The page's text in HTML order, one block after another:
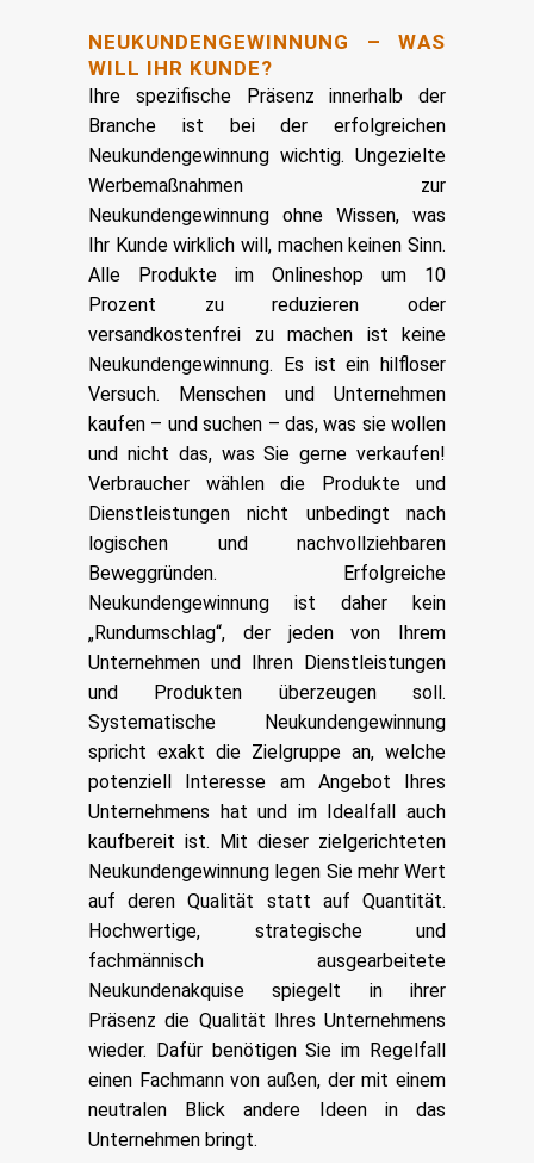
NEUKUNDENGEWINNUNG – WAS
WILL IHR KUNDE?
Ihre spezifische Präsenz innerhalb der
Branche ist bei der erfolgreichen
Neukundengewinnung wichtig. Ungezielte
Werbemaßnahmen zur
Neukundengewinnung ohne Wissen, was
Ihr Kunde wirklich will, machen keinen Sinn.
Alle Produkte im Onlineshop um 10
Prozent zu reduzieren oder
versandkostenfrei zu machen ist keine
Neukundengewinnung. Es ist ein hilfloser
Versuch. Menschen und Unternehmen
kaufen – und suchen – das, was sie wollen
und nicht das, was Sie gerne verkaufen!
Verbraucher wählen die Produkte und
Dienstleistungen nicht unbedingt nach
logischen und nachvollziehbaren
Beweggründen. Erfolgreiche
Neukundengewinnung ist daher kein
„Rundumschlag“, der jeden von Ihrem
Unternehmen und Ihren Dienstleistungen
und Produkten überzeugen soll.
Systematische Neukundengewinnung
spricht exakt die Zielgruppe an, welche
potenziell Interesse am Angebot Ihres
Unternehmens hat und im Idealfall auch
kaufbereit ist. Mit dieser zielgerichteten
Neukundengewinnung legen Sie mehr Wert
auf deren Qualität statt auf Quantität.
Hochwertige, strategische und
fachmännisch ausgearbeitete
Neukundenakquise spiegelt in ihrer
Präsenz die Qualität Ihres Unternehmens
wieder. Dafür benötigen Sie im Regelfall
einen Fachmann von außen, der mit einem
neutralen Blick andere Ideen in das
Unternehmen bringt.